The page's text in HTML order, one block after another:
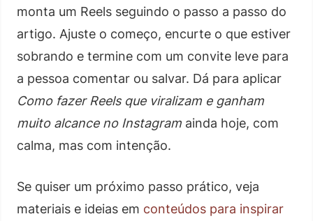
monta um Reels seguindo o passo a passo do
artigo. Ajuste o começo, encurte o que estiver
sobrando e termine com um convite leve para
a pessoa comentar ou salvar. Dá para aplicar
Como fazer Reels que viralizam e ganham
muito alcance no Instagram ainda hoje, com
calma, mas com intenção.
Se quiser um próximo passo prático, veja
materiais e ideias em conteúdos para inspirar